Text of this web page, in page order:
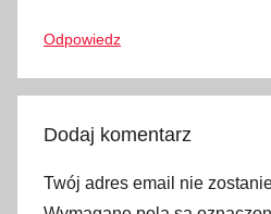
Odpowiedz
Dodaj komentarz
Twój adres email nie